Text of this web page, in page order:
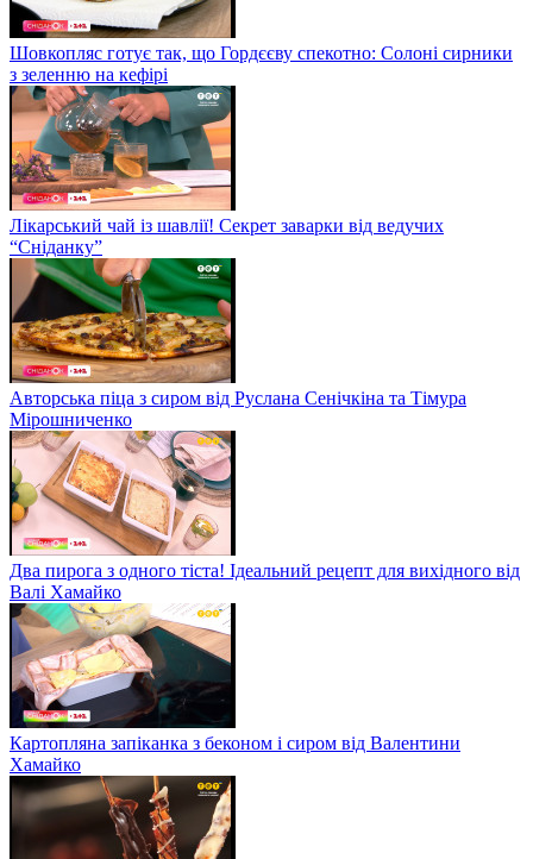
Шовкопляс готує так, що Гордєєву спекотно: Солоні сирники
з зеленню на кефірі
Лікарський чай із шавлії! Секрет заварки від ведучих
“Сніданку”
Авторська піца з сиром від Руслана Сенічкіна та Тімура
Мірошниченко
Два пирога з одного тіста! Ідеальний рецепт для вихідного від
Валі Хамайко
Картопляна запіканка з беконом і сиром від Валентини
Хамайко